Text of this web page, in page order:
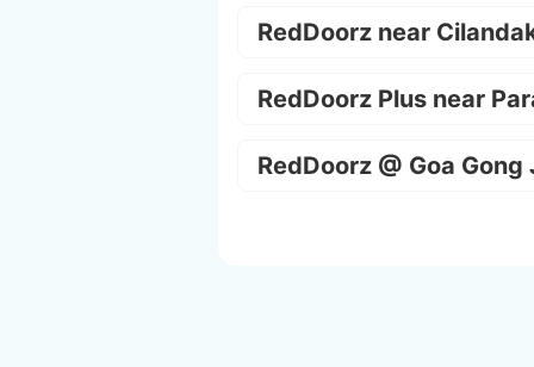
RedDoorz near
RedDoorz Plus near
RedDoorz @ Goa